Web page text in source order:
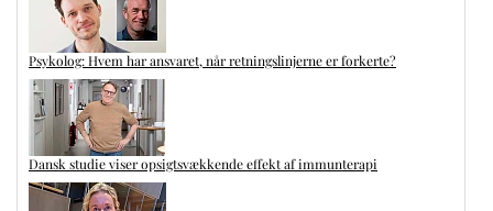
Psykolog: Hvem har ansvaret, når retningslinjerne er forkerte?
Dansk studie viser opsigtsvækkende effekt af immunterapi